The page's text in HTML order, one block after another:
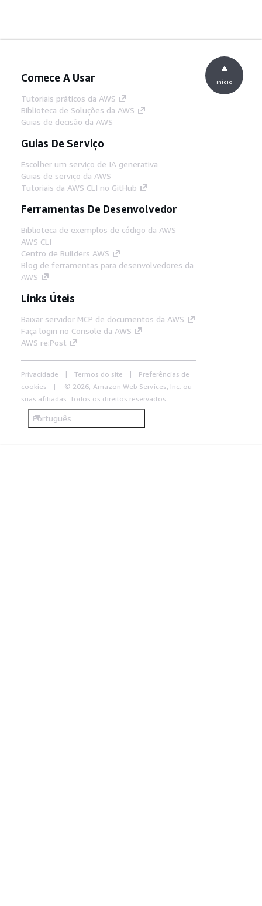
Comece A Usar
Tutoriais práticos da AWS
Biblioteca de Soluções da AWS
Guias de decisão da AWS
Guias De Serviço
Escolher um serviço de IA generativa
Guias de serviço da AWS
Tutoriais da AWS CLI no GitHub
Ferramentas De Desenvolvedor
Biblioteca de exemplos de código da AWS
AWS CLI
Centro de Builders AWS
Blog de ferramentas para desenvolvedores da
AWS
Links Úteis
Baixar servidor MCP de documentos da AWS
Faça login no Console da AWS
AWS re:Post
Privacidade Termos do site
Preferências de
cookies
© 2026, Amazon Web Services, Inc. ou
suas afiliadas. Todos os direitos reservados.
Português
início